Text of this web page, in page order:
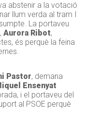
abstenir a la votació
llum verda al tram I
La portaveu
Aurora Ribot,
és perquè la feina
Pastor, demana
Ensenyat
i el portaveu del
al PSOE perquè